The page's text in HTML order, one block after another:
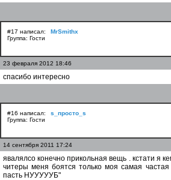
#17 написал:
MrSmithx
Группа: Гости
23 февраля 2012 18:46
спасибо интересно
#16 написал:
s_просто_s
Группа: Гости
14 сентября 2011 17:24
явалялсо конечно прикольная вещь . кстати я
читеры меня боятся только моя самая
пасть НУУУУУБ"